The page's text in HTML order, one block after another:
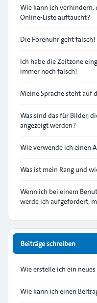
Wie kann ich verhindern,
Online-Liste auftaucht?
Die Forenuhr geht falsch!
Ich habe die Zeitzone
immer noch falsch!
Meine Sprache steht auf
Was sind das für Bilder,
angezeigt werden?
Wie verwende ich einen
Was ist mein Rang und
Wenn ich bei einem
werde ich aufgefordert,
Beiträge schreiben
Wie erstelle ich ein
Wie kann ich einen